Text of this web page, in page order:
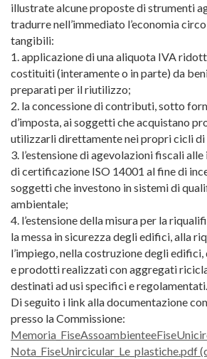
illustrate alcune proposte di strumenti
tradurre nell’immediato l’economia
tangibili:
1. applicazione di una aliquota IVA
costituiti (interamente o in parte) da
preparati per il riutilizzo;
2. la concessione di contributi, sotto
d’imposta, ai soggetti che acquistano
utilizzarli direttamente nei propri cicli di
3. l’estensione di agevolazioni fiscali
di certificazione ISO 14001 al fine di
soggetti che investono in sistemi di
ambientale;
4. l’estensione della misura per la
la messa in sicurezza degli edifici, alla
l’impiego, nella costruzione degli
e prodotti realizzati con aggregati
destinati ad usi specifici e regolamentati.
Di seguito i link alla documentazione
presso la Commissione:
Nota_FiseUnircicular_Le_plastiche.pdf